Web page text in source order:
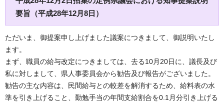
要旨（平成28年12月8日）
ただいま、御提案申し上げました議案につきまして、御説明いたし
ます。
まず、職員の給与改定につきましては、去る10月20日に、議長及び
私に対しまして、県人事委員会から勧告及び報告がございました。
勧告の主な内容は、民間給与との較差を解消するため、給料表の水
準を引き上げること、勤勉手当の年間支給割合を0.1月分引き上げる